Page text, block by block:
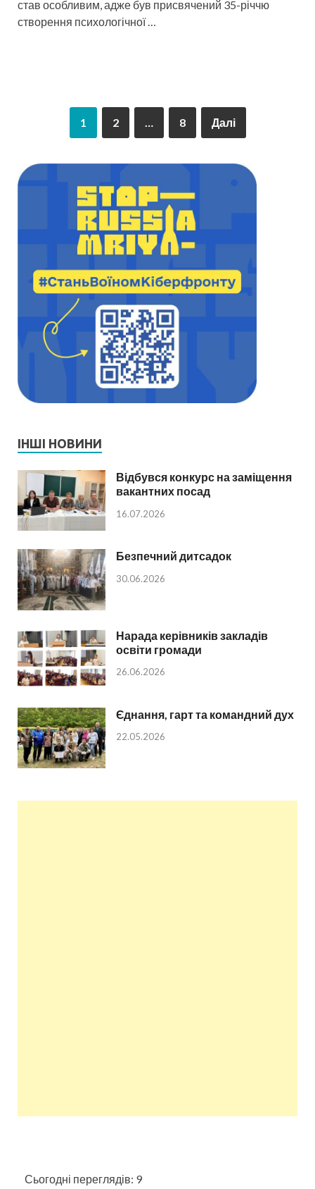
став особливим, адже був присвячений 35-річчю
створення психологічної …
1 2 … 8 Далі
ІНШІ НОВИНИ
Відбувся конкурс на заміщення
вакантних посад
16.07.2026
Безпечний дитсадок
30.06.2026
Нарада керівників закладів
освіти громади
26.06.2026
Єднання, гарт та командний дух
22.05.2026
Сьогодні переглядів: 9